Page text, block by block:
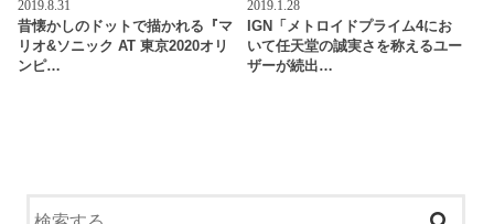
2019.8.31
昔懐かしのドットで描かれる『マ
リオ&ソニック AT 東京2020オリ
ンピ…
2019.1.28
IGN「メトロイドプライム4にお
いて任天堂の誠実さを称えるユー
ザーが続出…